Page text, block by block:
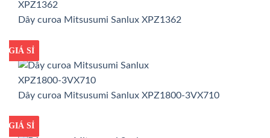
Dây curoa Mitsusumi Sanlux XPZ1362
GIÁ TỐT
GIÁ SỈ
Dây curoa Mitsusumi Sanlux XPZ1800-3VX710
GIÁ TỐT
GIÁ SỈ